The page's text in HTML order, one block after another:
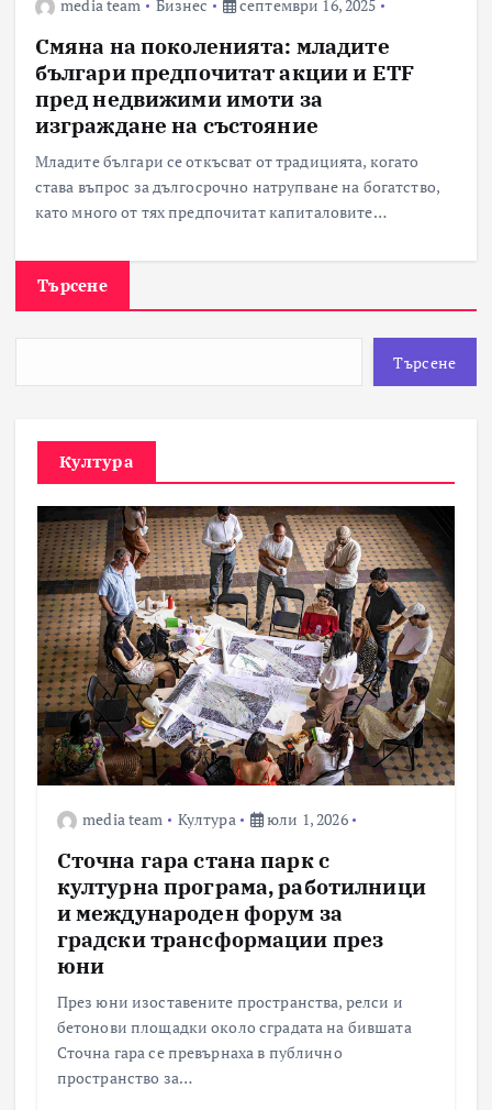
media team Бизнес септември 16, 2025
Смяна на поколенията: младите
българи предпочитат акции и ETF
пред недвижими имоти за
изграждане на състояние
Младите българи се откъсват от традицията, когато
става въпрос за дългосрочно натрупване на богатство,
като много от тях предпочитат капиталовите…
Търсене
Търсене
Култура
media team Култура юли 1, 2026
Сточна гара стана парк с
културна програма, работилници
и международен форум за
градски трансформации през
юни
През юни изоставените пространства, релси и
бетонови площадки около сградата на бившата
Сточна гара се превърнаха в публично
пространство за…